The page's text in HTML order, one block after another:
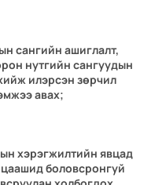
сангийн ашиглалт,
нутгийн сангуудын
илэрсэн зөрчил
авах;
хэрэгжилтийн явцад
цаашид боловсронгуй